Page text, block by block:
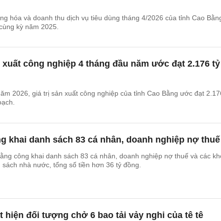
hóa và doanh thu dịch vụ tiêu dùng tháng 4/2026 của tỉnh Cao
kỳ năm 2025.
xuất công nghiệp 4 tháng đầu năm ước đạt 2.176 tỷ
2026, giá trị sản xuất công nghiệp của tỉnh Cao Bằng ước đạt
khai danh sách 83 cá nhân, doanh nghiệp nợ thuế
công khai danh sách 83 cá nhân, doanh nghiệp nợ thuế và các
nhà nước, tổng số tiền hơn 36 tỷ đồng.
hiện đối tượng chở 6 bao tải vảy nghi của tê tê